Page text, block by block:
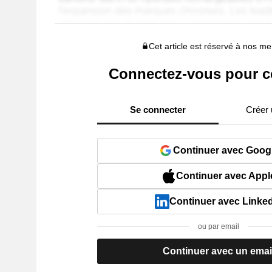
Cet article est réservé à nos
Connectez-vous pour
Se connecter Créer
Continuer avec
Continuer avec
Continuer avec
ou par email
Continuer avec un email